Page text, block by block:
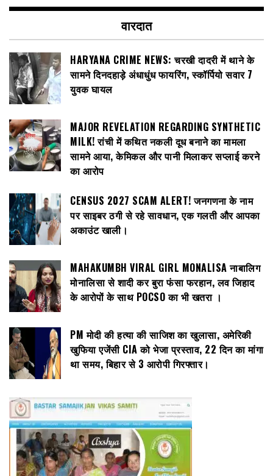
वारदात
HARYANA CRIME NEWS: चरखी दादरी में थाने के
सामने दिनदहाड़े अंधाधुंध फायरिंग, स्कॉर्पियो सवार 7
युवक घायल
MAJOR REVELATION REGARDING SYNTHETIC
MILK! रांची में कथित नकली दूध बनाने का मामला
सामने आया, केमिकल और पानी मिलाकर सप्लाई करने
का आरोप
CENSUS 2027 SCAM ALERT! जनगणना के नाम
पर साइबर ठगी से रहे सावधान, एक गलती और आपका
अकाउंट खाली।
MAHAKUMBH VIRAL GIRL MONALISA नाबालिग
मोनालिसा से शादी कर बुरा फंसा फरहान, लव जिहाद
के आरोपों के साथ POCSO का भी खतरा ।
PM मोदी की हत्या की साजिश का खुलासा, अमेरिकी
खुफिया एजेंसी CIA को भेजा प्रस्ताव, 22 दिन का मांगा
था समय, बिहार से 3 आरोपी गिरफ्तार।